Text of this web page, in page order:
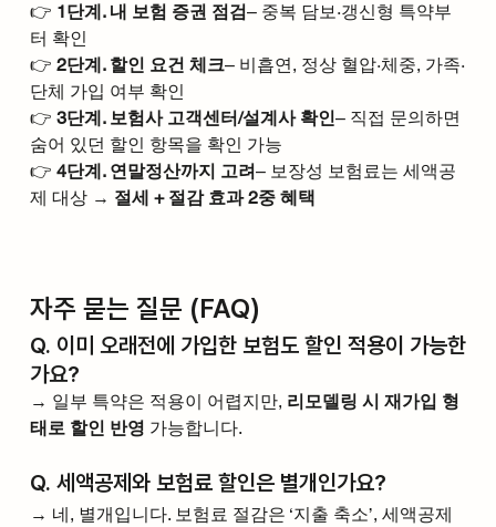
👉 1단계. 내 보험 증권 점검– 중복 담보·갱신형 특약부
터 확인
👉 2단계. 할인 요건 체크– 비흡연, 정상 혈압·체중, 가족·
단체 가입 여부 확인
👉 3단계. 보험사 고객센터/설계사 확인– 직접 문의하면
숨어 있던 할인 항목을 확인 가능
👉 4단계. 연말정산까지 고려– 보장성 보험료는 세액공
제 대상 → 절세 + 절감 효과 2중 혜택
자주 묻는 질문 (FAQ)
Q. 이미 오래전에 가입한 보험도 할인 적용이 가능한
가요?
→ 일부 특약은 적용이 어렵지만, 리모델링 시 재가입 형
태로 할인 반영 가능합니다.
Q. 세액공제와 보험료 할인은 별개인가요?
→ 네, 별개입니다. 보험료 절감은 ‘지출 축소’, 세액공제